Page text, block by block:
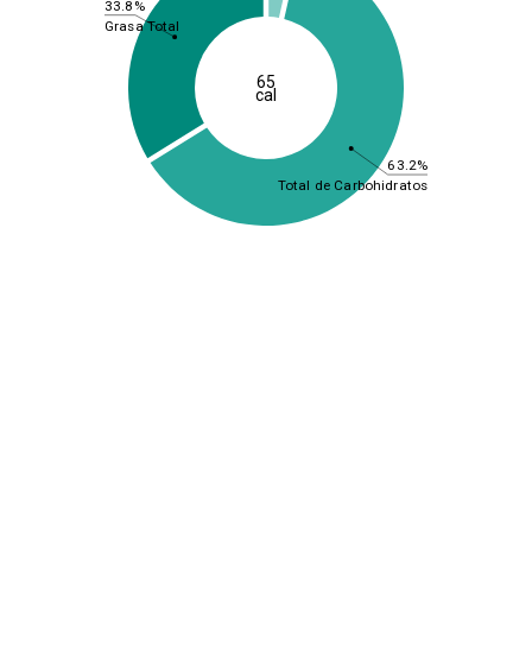
63.2%
33.8%
Total de Carbohidratos
Grasa Total
65
cal